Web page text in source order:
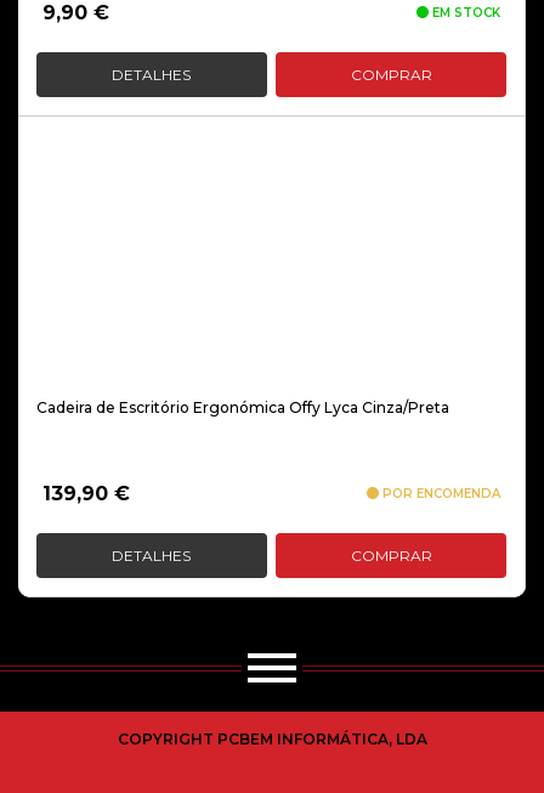
9,90 € EM STOCK
DETALHES COMPRAR
Cadeira de Escritório Ergonómica Offy Lyca Cinza/Preta
139,90 € POR ENCOMENDA
DETALHES COMPRAR
COPYRIGHT PCBEM INFORMÁTICA, LDA